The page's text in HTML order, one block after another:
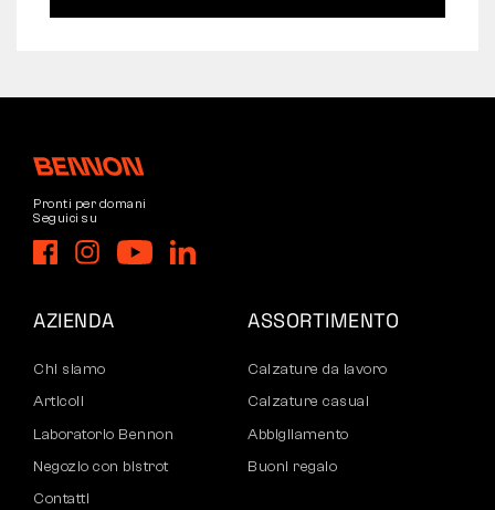
Pronti per domani
Seguici su
AZIENDA
Chi siamo
Articoli
Laboratorio Bennon
Negozio con bistrot
Contatti
ASSORTIMENTO
Calzature da lavoro
Calzature casual
Abbigliamento
Buoni regalo